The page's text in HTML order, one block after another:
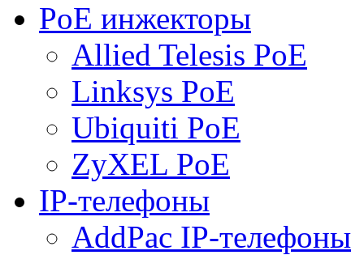
PoE инжекторы
Allied Telesis PoE
Linksys PoE
Ubiquiti PoE
ZyXEL PoE
IP-телефоны
AddPac IP-телефоны